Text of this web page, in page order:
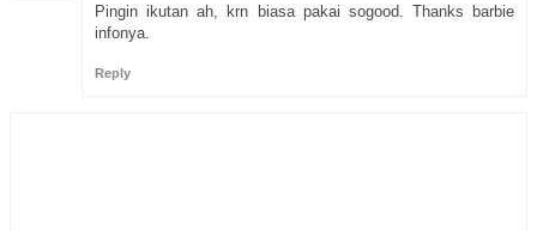
Pingin ikutan ah, krn biasa pakai sogood. Thanks barbie
infonya.
Reply